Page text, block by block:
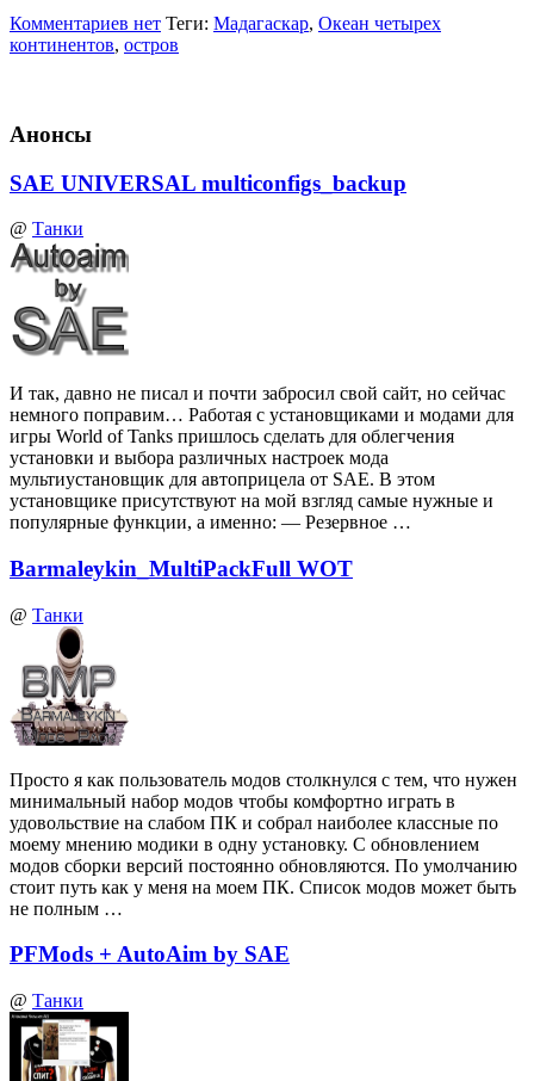
Комментариев нет Теги: Мадагаскар, Океан четырех
континентов, остров
Анонсы
SAE UNIVERSAL multiconfigs_backup
@ Танки
И так, давно не писал и почти забросил свой сайт, но сейчас
немного поправим… Работая с установщиками и модами для
игры World of Tanks пришлось сделать для облегчения
установки и выбора различных настроек мода
мультиустановщик для автоприцела от SAE. В этом
установщике присутствуют на мой взгляд самые нужные и
популярные функции, а именно: — Резервное …
Barmaleykin_MultiPackFull WOT
@ Танки
Просто я как пользователь модов столкнулся с тем, что нужен
минимальный набор модов чтобы комфортно играть в
удовольствие на слабом ПК и собрал наиболее классные по
моему мнению модики в одну установку. С обновлением
модов сборки версий постоянно обновляются. По умолчанию
стоит путь как у меня на моем ПК. Список модов может быть
не полным …
PFMods + AutoAim by SAE
@ Танки